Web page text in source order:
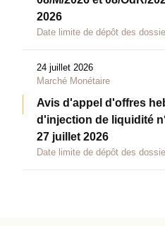
2026
Date limite de dépôt des
24 juillet 2026
Marché Monétaire
Avis d'appel d'offres
d'injection de liquidité
27 juillet 2026
Date limite de dépôt des